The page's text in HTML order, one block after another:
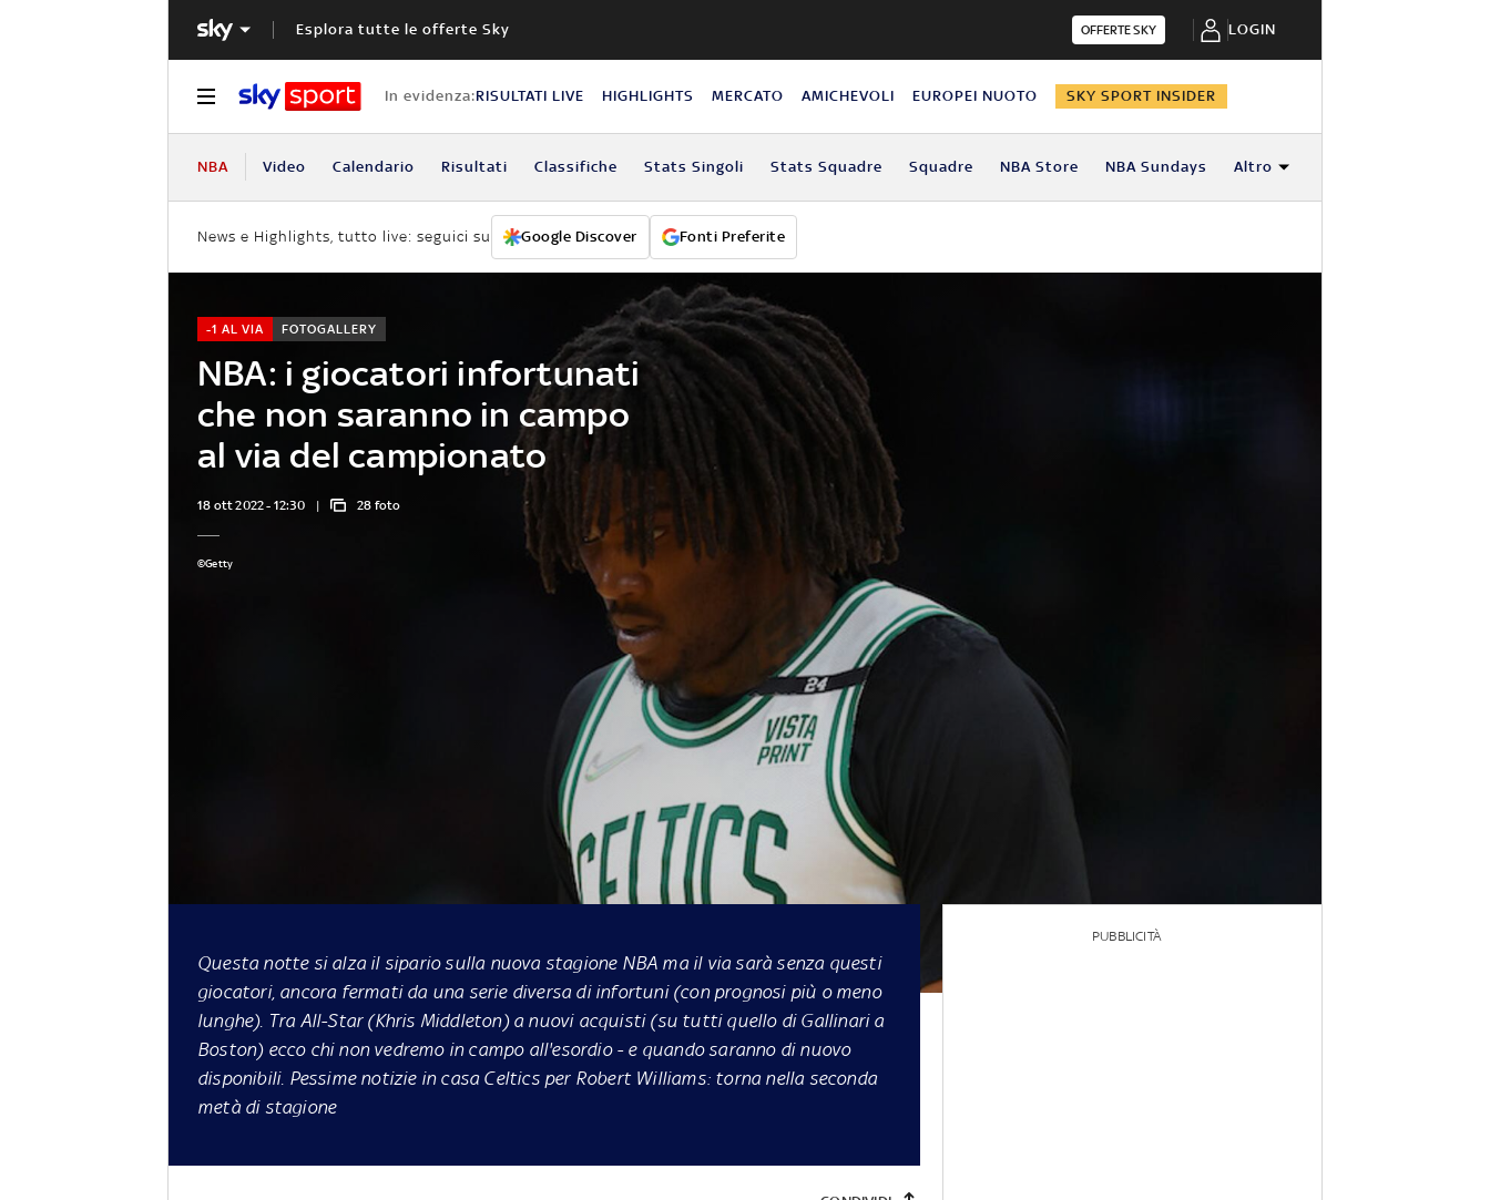
Esplora tutte le offerte Sky OFFERTE SKY LOGIN
In evidenza:RISULTATI LIVE HIGHLIGHTS MERCATO AMICHEVOLI EUROPEI NUOTO SKY SPORT INSIDER
NBA Video Calendario Risultati Classifiche Stats Singoli Stats Squadre Squadre NBA Store NBA Sundays Altro
News e Highlights, tutto live: seguici su Google Discover Fonti Preferite
NBA: i giocatori infortunati
che non saranno in campo
al via del campionato
-1 AL VIA FOTOGALLERY
18 ott 2022 - 12:30 28 foto
©Getty
Questa notte si alza il sipario sulla nuova stagione NBA ma il via sarà senza questi
giocatori, ancora fermati da una serie diversa di infortuni (con prognosi più o meno
lunghe). Tra All-Star (Khris Middleton) a nuovi acquisti (su tutti quello di Gallinari a
Boston) ecco chi non vedremo in campo all'esordio - e quando saranno di nuovo
disponibili. Pessime notizie in casa Celtics per Robert Williams: torna nella seconda
metà di stagione
PUBBLICITÀ